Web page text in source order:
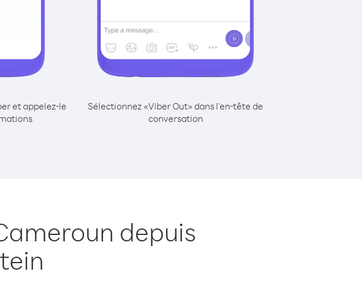
et appelez-le
Sélectionnez «Viber Out» dans l'en-tête de
conversation
depuis